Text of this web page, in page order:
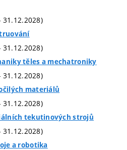
31.12.2028)
31.12.2028)
těles a mechatroniky
31.12.2028)
materiálů
31.12.2028)
tekutinových strojů
31.12.2028)
a robotika